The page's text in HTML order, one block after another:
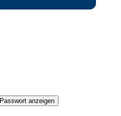
Passwort anzeigen